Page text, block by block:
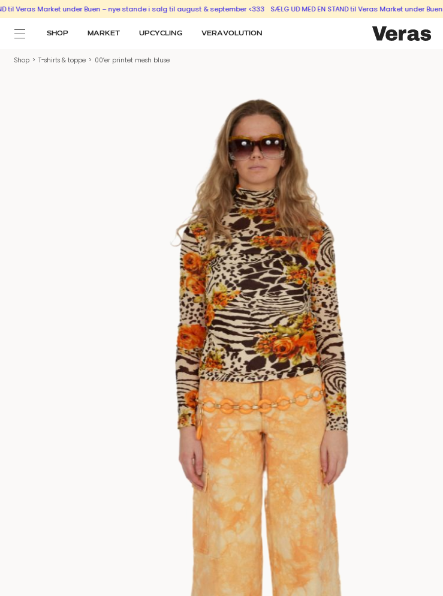
Market under Buen – nye stande i salg til august & september <333 SÆLG UD MED EN STAND til Veras Market under Buen –
SHOP MARKET UPCYCLING VERAVOLUTION
Shop > T-shirts & toppe > 00’er printet mesh bluse